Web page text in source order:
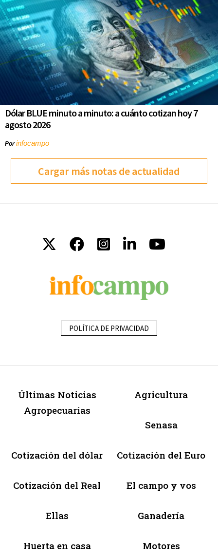
Dólar BLUE minuto a minuto: a cuánto cotizan hoy 7
agosto 2026
Porinfocampo
Cargar más notas de actualidad
POLÍTICA DE PRIVACIDAD
Últimas Noticias
Agropecuarias
Agricultura
Senasa
Cotización del dólar Cotización del Euro
Cotización del Real El campo y vos
Ellas Ganadería
Huerta en casa Motores